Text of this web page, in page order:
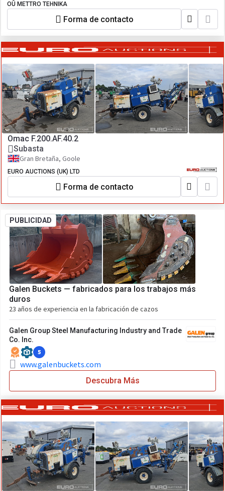
OÛ METTRO TEHNIKA
Forma de contacto
Omac F.200.AF.40.2
Subasta
Gran Bretaña, Goole
EURO AUCTIONS (UK) LTD
Forma de contacto
PUBLICIDAD
Galen Buckets — fabricados para los trabajos más
duros
23 años de experiencia en la fabricación de cazos
Galen Group Steel Manufacturing Industry and Trade
Co. Inc.
5
www.galenbuckets.com
Descubra Más